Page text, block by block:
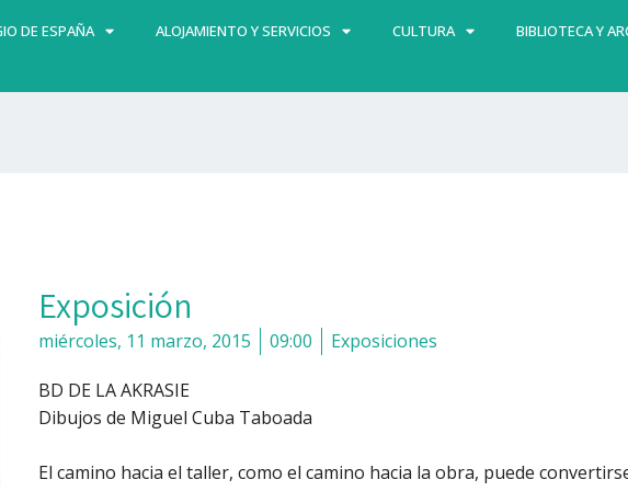
DE ESPAÑA ALOJAMIENTO Y SERVICIOS CULTURA BIBLIOTECA Y
Exposición
miércoles, 11 marzo, 2015 09:00 Exposiciones
BD DE LA AKRASIE
Dibujos de Miguel Cuba Taboada
El camino hacia el taller, como el camino hacia la obra, puede